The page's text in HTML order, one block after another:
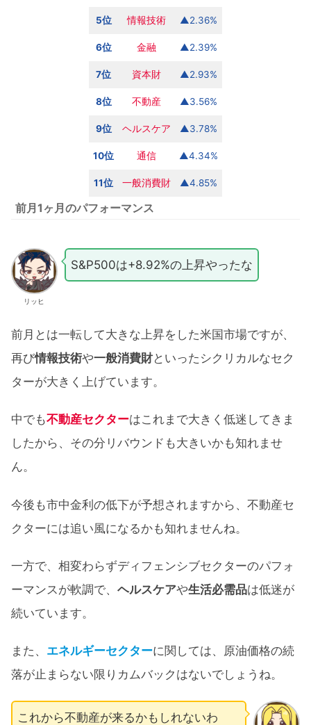
5位 情報技術 ▲2.36%
6位 金融 ▲2.39%
7位 資本財 ▲2.93%
8位 不動産 ▲3.56%
9位 ヘルスケア ▲3.78%
10位 通信 ▲4.34%
11位 一般消費財 ▲4.85%
前月1ヶ月のパフォーマンス
リッヒ
S&P500は+8.92%の上昇やったな
前月とは一転して大きな上昇をした米国市場ですが、
再び情報技術や一般消費財といったシクリカルなセク
ターが大きく上げています。
中でも不動産セクターはこれまで大きく低迷してきま
したから、その分リバウンドも大きいかも知れませ
ん。
今後も市中金利の低下が予想されますから、不動産セ
クターには追い風になるかも知れませんね。
一方で、相変わらずディフェンシブセクターのパフォ
ーマンスが軟調で、 ヘルスケアや生活必需品は低迷が
続いています。
また、 エネルギーセクターに関しては、原油価格の続
落が止まらない限りカムバックはないでしょうね。
これから不動産が来るかもしれないわ